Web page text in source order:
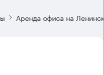
Аренда офиса на